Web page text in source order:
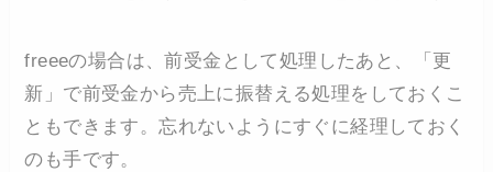
freeeの場合は、前受金として処理したあと、「更
新」で前受金から売上に振替える処理をしておくこ
ともできます。忘れないようにすぐに経理しておく
のも手です。